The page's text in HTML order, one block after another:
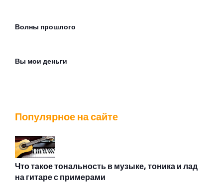
Волны прошлого
Вы мои деньги
Дела людей
Популярное на сайте
Что такое тональность в музыке, тоника и лад
на гитаре с примерами